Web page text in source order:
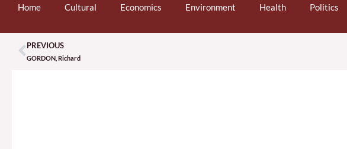
Home Cultural Economics Environment Health Politics
Prev
PREVIOUS
GORDON, Richard